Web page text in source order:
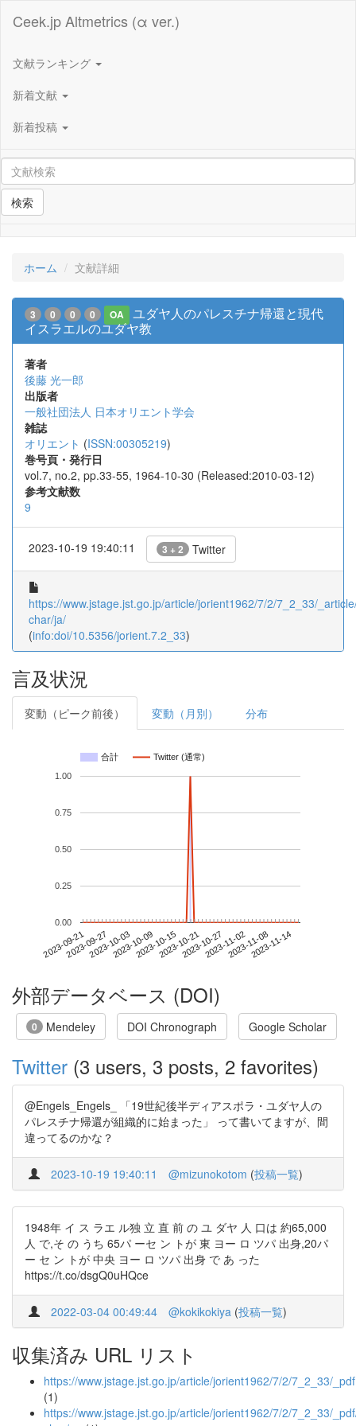
Ceek.jp Altmetrics (α ver.)
文献ランキング
新着文献
新着投稿
検索
ホーム 文献詳細
3 0 0 0 OA
ユダヤ人のパレスチナ帰還と現代
イスラエルのユダヤ教
著者
後藤 光一郎
出版者
一般社団法人 日本オリエント学会
雑誌
オリエント (ISSN:00305219)
巻号頁・発行日
vol.7, no.2, pp.33-55, 1964-10-30 (Released:2010-03-12)
参考文献数
9
2023-10-19 19:40:11 3 + 2 Twitter
https://www.jstage.jst.go.jp/article/jorient1962/7/2/7_2_33/
char/ja/
(info:doi/10.5356/jorient.7.2_33)
言及状況
変動（ピーク前後） 変動（月別） 分布
合計 Twitter (通常)
2023-09-212023-09-272023-10-032023-10-092023-10-152023-10-212023-10-272023-11-022023-11-082023-11-14
0.00
0.25
0.50
0.75
1.00
外部データベース (DOI)
0 Mendeley DOI Chronograph Google Scholar
Twitter (3 users, 3 posts, 2 favorites)
@Engels_Engels_ 「19世紀後半ディアスポラ・ユダヤ人の
パレスチナ帰還が組織的に始まった」 って書いてますが、間
違ってるのかな？
2023-10-19 19:40:11 @mizunokotom (投稿一覧)
1948年 イ ス ラエ ル独 立 直 前 の ユ ダヤ 人 口は 約65,000
人 で,そ の うち 65パ ーセ ン トが 東 ヨー ロ ツパ 出身,20パ
ー セ ン トが 中央 ヨー ロ ツパ 出身 で あ った
https://t.co/dsgQ0uHQce
2022-03-04 00:49:44 @kokikokiya (投稿一覧)
収集済み URL リスト
https://www.jstage.jst.go.jp/article/jorient1962/7/2/7_2_33/_pdf
(1)
https://www.jstage.jst.go.jp/article/jorient1962/7/2/7_2_33/